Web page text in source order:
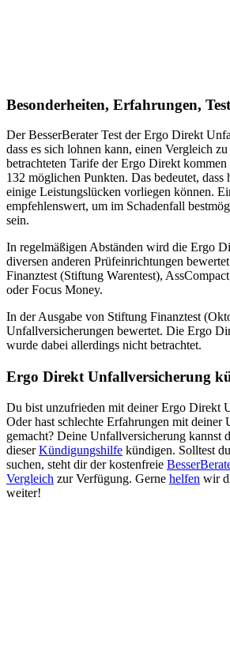
Besonderheiten, Erfahrungen,
Der BesserBerater Test der Ergo Direkt
dass es sich lohnen kann, einen Vergleich
betrachteten Tarife der Ergo Direkt
132 möglichen Punkten. Das bedeutet, dass
einige Leistungslücken vorliegen können.
empfehlenswert, um im Schadenfall
sein.
In regelmäßigen Abständen wird die Ergo
diversen anderen Prüfeinrichtungen
Finanztest (Stiftung Warentest),
oder Focus Money.
In der Ausgabe von Stiftung Finanztest
Unfallversicherungen bewertet. Die Ergo
wurde dabei allerdings nicht betrachtet.
Ergo Direkt Unfallversicherung
Du bist unzufrieden mit deiner Ergo Direkt
Oder hast schlechte Erfahrungen mit deiner
gemacht? Deine Unfallversicherung kannst
dieserKündigungshilfe kündigen. Solltest
suchen, steht dir der kostenfreie
Vergleich zur Verfügung. Gerne helfen wir
weiter!